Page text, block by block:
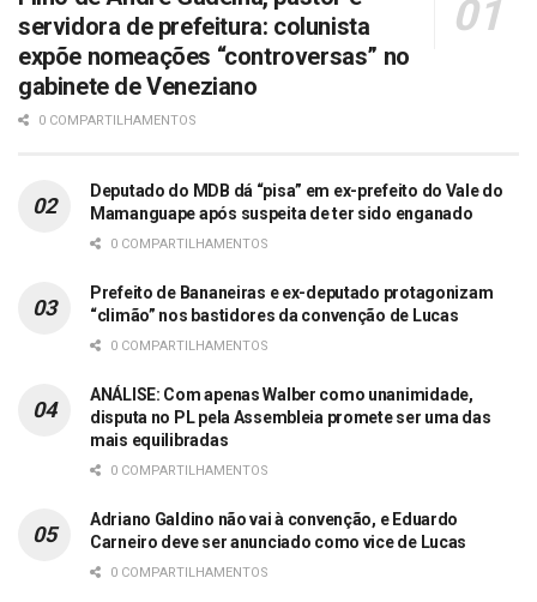
servidora de prefeitura: colunista
expõe nomeações “controversas” no
gabinete de Veneziano
0 COMPARTILHAMENTOS
Deputado do MDB dá “pisa” em ex-prefeito do Vale do
Mamanguape após suspeita de ter sido enganado
0 COMPARTILHAMENTOS
Prefeito de Bananeiras e ex-deputado protagonizam
“climão” nos bastidores da convenção de Lucas
0 COMPARTILHAMENTOS
ANÁLISE: Com apenas Walber como unanimidade,
disputa no PL pela Assembleia promete ser uma das
mais equilibradas
0 COMPARTILHAMENTOS
Adriano Galdino não vai à convenção, e Eduardo
Carneiro deve ser anunciado como vice de Lucas
0 COMPARTILHAMENTOS